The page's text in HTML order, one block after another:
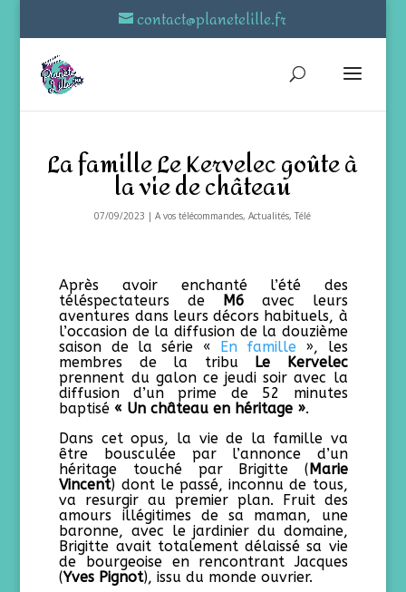
contact@planetelille.fr
La famille Le Kervelec goûte à
la vie de château
07/09/2023 |A vos télécommandes,Actualités,Télé
Après avoir enchanté l’été des
téléspectateurs de M6 avec leurs
aventures dans leurs décors habituels, à
l’occasion de la diffusion de la douzième
saison de la série « En famille », les
membres de la tribu Le Kervelec
prennent du galon ce jeudi soir avec la
diffusion d’un prime de 52 minutes
baptisé « Un château en héritage ».
Dans cet opus, la vie de la famille va
être bousculée par l’annonce d’un
héritage touché par Brigitte (Marie
Vincent) dont le passé, inconnu de tous,
va resurgir au premier plan. Fruit des
amours illégitimes de sa maman, une
baronne, avec le jardinier du domaine,
Brigitte avait totalement délaissé sa vie
de bourgeoise en rencontrant Jacques
(Yves Pignot), issu du monde ouvrier.